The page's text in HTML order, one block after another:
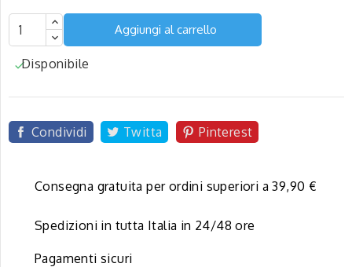
Aggiungi al carrello
Disponibile
Condividi Twitta Pinterest
Consegna gratuita per ordini superiori a 39,90 €
Spedizioni in tutta Italia in 24/48 ore
Pagamenti sicuri